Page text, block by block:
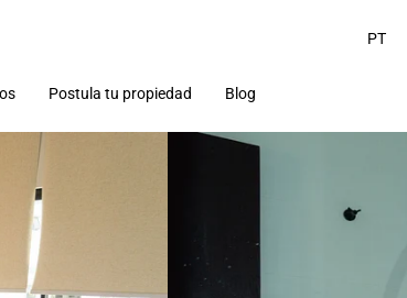
PT
Postula tu propiedad Blog
Turismo